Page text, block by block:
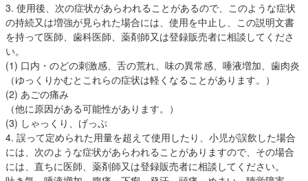
3. 使用後、次の症状があらわれることがあるので、このような症状
の持続又は増強が見られた場合には、使用を中止し、この説明文書
を持って医師、歯科医師、薬剤師又は登録販売者に相談してくださ
い。
(1) 口内・のどの刺激感、舌の荒れ、味の異常感、唾液増加、歯肉炎
（ゆっくりかむとこれらの症状は軽くなることがあります。）
(2) あごの痛み
（他に原因がある可能性があります。）
(3) しゃっくり、げっぷ
4. 誤って定められた用量を超えて使用したり、小児が誤飲した場合
には、次のような症状があらわれることがありますので、その場合
には、直ちに医師、薬剤師又は登録販売者に相談してください。